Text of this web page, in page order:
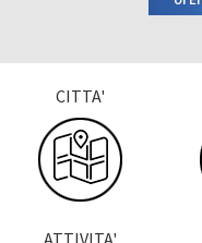
CITTA'
ATTIVITA'